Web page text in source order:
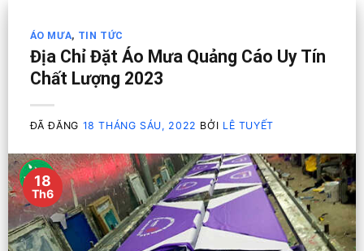
ÁO MƯA, TIN TỨC
Địa Chỉ Đặt Áo Mưa Quảng Cáo Uy Tín
Chất Lượng 2023
ĐÃ ĐĂNG 18 THÁNG SÁU, 2022 BỞI LÊ TUYẾT
18
Th6